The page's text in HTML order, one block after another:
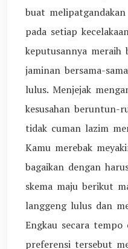
buat
pada setiap
keputusannya meraih
jaminan bersama-
lulus. Menjejak
kesusahan beruntun-
tidak cuman lazim
Kamu merebak
bagaikan dengan
skema maju berikut
langgeng lulus dan
Engkau secara tempo
preferensi tersebut